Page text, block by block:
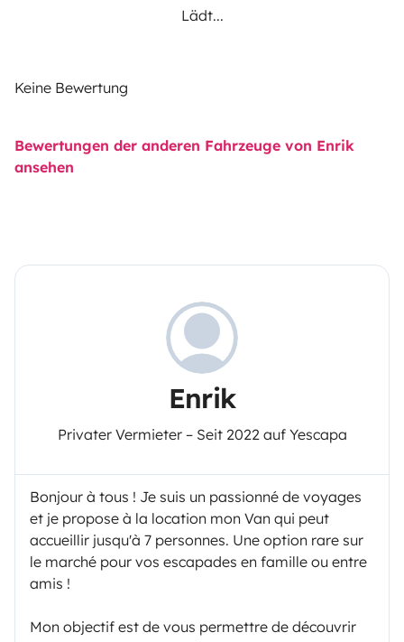
Lädt...
Keine Bewertung
Bewertungen der anderen Fahrzeuge von Enrik
ansehen
Enrik
Privater Vermieter – Seit 2022 auf Yescapa
Bonjour à tous ! Je suis un passionné de voyages
et je propose à la location mon Van qui peut
accueillir jusqu'à 7 personnes. Une option rare sur
le marché pour vos escapades en famille ou entre
amis !
Mon objectif est de vous permettre de découvrir